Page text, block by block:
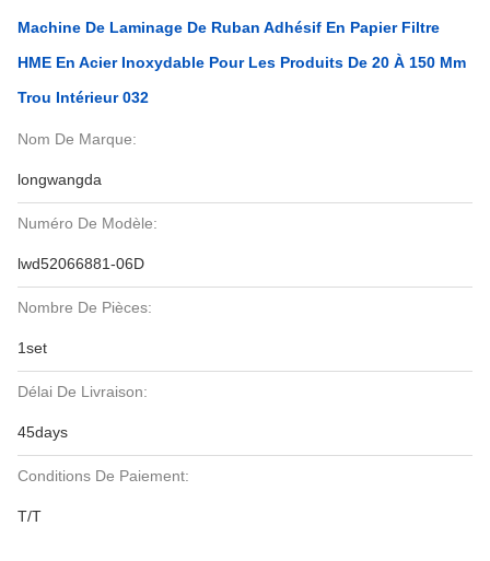
Machine De Laminage De Ruban Adhésif En Papier Filtre
HME En Acier Inoxydable Pour Les Produits De 20 À 150 Mm
Trou Intérieur 032
Nom De Marque:
longwangda
Numéro De Modèle:
lwd52066881-06D
Nombre De Pièces:
1set
Délai De Livraison:
45days
Conditions De Paiement:
T/T